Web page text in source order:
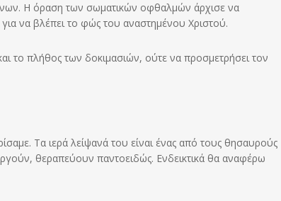
Η όραση των σωματικών οφθαλμών άρχισε να
για να βλέπει το φώς του αναστημένου Χριστού.
το πλήθος των δοκιμασιών, ούτε να προσμετρήσει τον
Τα ιερά λείψανά του είναι ένας από τους θησαυρούς
θεραπεύουν παντοειδώς. Ενδεικτικά θα αναφέρω